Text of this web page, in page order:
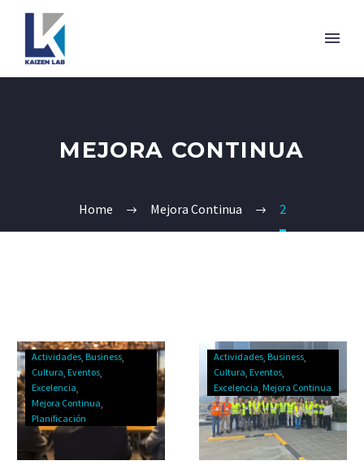
MEJORA CONTINUA
Home Mejora Continua 2
Actividades Business
Cultura Eventos
Excelencia
Mejora Continua
Planificación
Actividades Business
Cultura Eventos
Excelencia Mejora Continua